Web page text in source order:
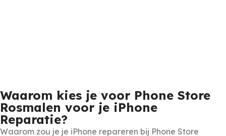
Waarom kies je voor Phone Store
Rosmalen voor je iPhone
Reparatie?
Waarom zou je je iPhone repareren bij Phone Store